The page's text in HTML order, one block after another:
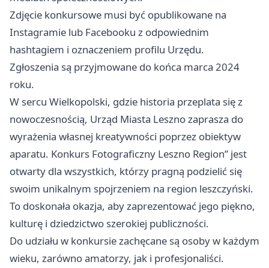
Zdjęcie konkursowe musi być opublikowane na
Instagramie lub Facebooku z odpowiednim
hashtagiem i oznaczeniem profilu Urzędu.
Zgłoszenia są przyjmowane do końca marca 2024
roku.
W sercu Wielkopolski, gdzie historia przeplata się z
nowoczesnością, Urząd Miasta Lesznozaprasza do
wyrażenia własnej kreatywności poprzez obiektyw
aparatu. Konkurs Fotograficzny Leszno Region” jest
otwarty dla wszystkich, którzy pragną podzielić się
swoim unikalnym spojrzeniem na region leszczyński.
To doskonała okazja, aby zaprezentować jego piękno,
kulturę i dziedzictwo szerokiej publiczności.
Do udziału w konkursie zachęcane są osoby w każdym
wieku, zarówno amatorzy, jak i profesjonaliści.